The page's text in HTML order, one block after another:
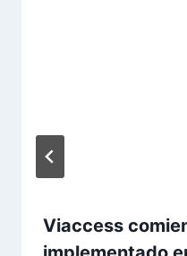
Viaccess